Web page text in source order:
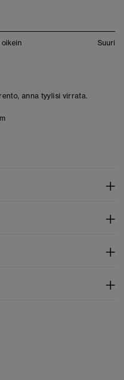
oikein Suuri
anna tyylisi virrata.